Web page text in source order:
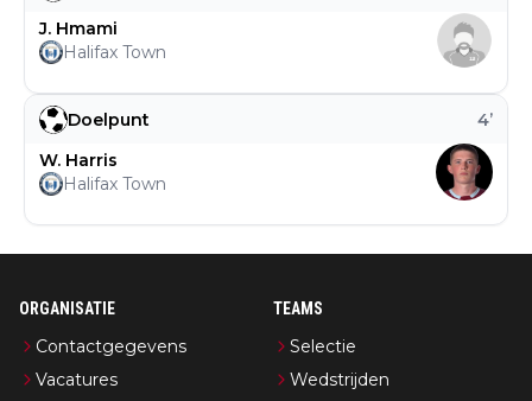
Doelpunt 4’
W. Harris
Halifax Town
J. Hmami
Halifax Town
ORGANISATIE
Contactgegevens
Vacatures
TEAMS
Selectie
Wedstrijden